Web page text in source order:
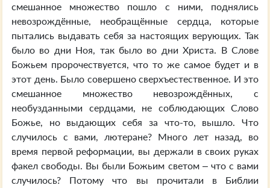
смешанное множество пошло с ними, поднялись
невозрождённые, необращённые сердца, которые
пытались выдавать себя за настоящих верующих. Так
было во дни Ноя, так было во дни Христа. В Слове
Божьем пророчествуется, что то же самое будет и в
этот день. Было совершено сверхъестественное. И это
смешанное множество невозрождённых, с
необузданными сердцами, не соблюдающих Слово
Божье, но выдающих себя за что-то, вышло. Что
случилось с вами, лютеране? Много лет назад, во
время первой реформации, вы держали в своих руках
факел свободы. Вы были Божьим светом – что с вами
случилось? Потому что вы прочитали в Библии